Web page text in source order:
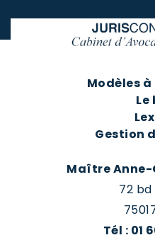
Modèles
Le
Gestion
Maître
72
Tél : 01